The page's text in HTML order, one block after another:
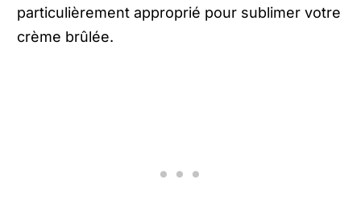
particulièrement approprié pour sublimer votre
crème brûlée.